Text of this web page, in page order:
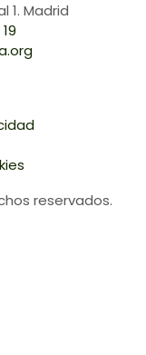
1. Madrid
reservados.